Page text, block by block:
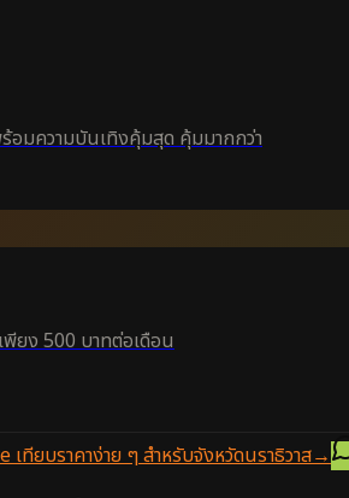
อมความบันเทิงคุ้มสุด คุ้มมากกว่า
ยง 500 บาทต่อเดือน
ทียบราคาง่าย ๆ สำหรับจังหวัดนราธิวาส→